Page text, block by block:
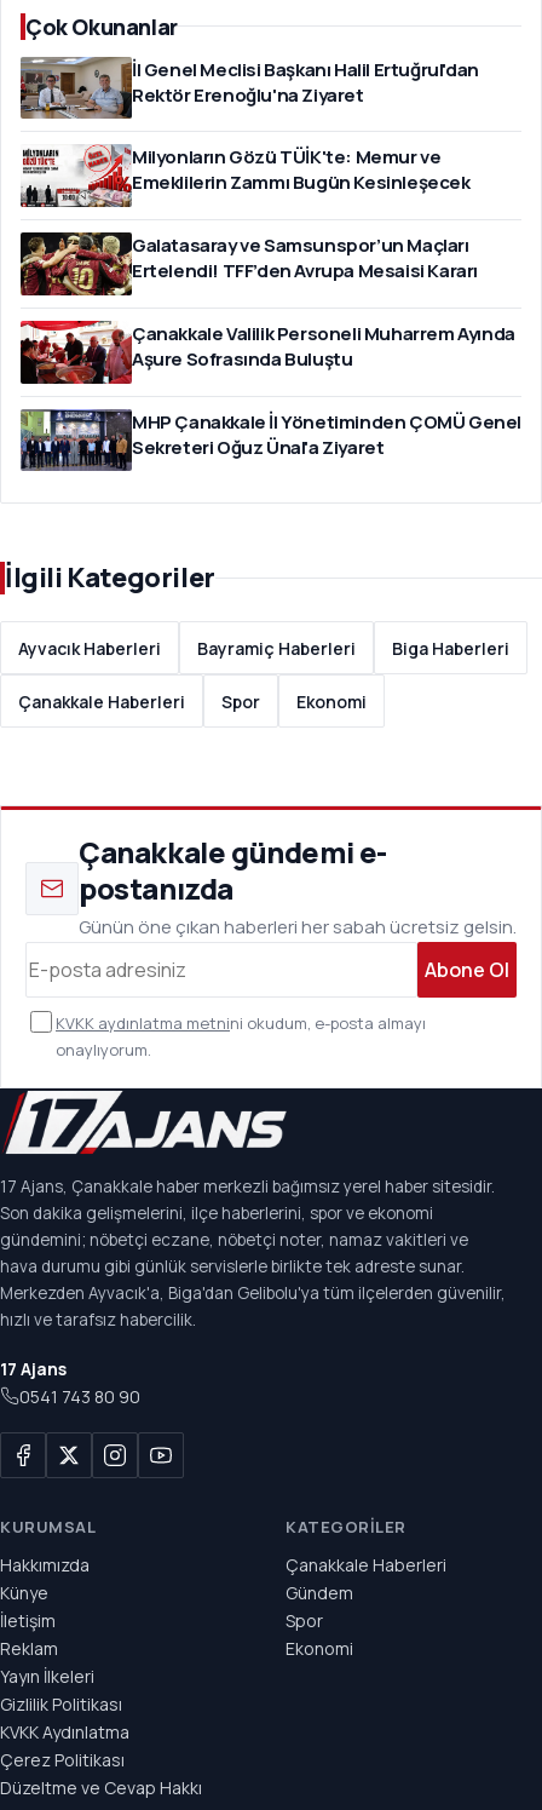
Çok Okunanlar
İl Genel Meclisi Başkanı Halil Ertuğrul'dan
Rektör Erenoğlu'na Ziyaret
Milyonların Gözü TÜİK'te: Memur ve
Emeklilerin Zammı Bugün Kesinleşecek
Galatasaray ve Samsunspor’un Maçları
Ertelendi! TFF’den Avrupa Mesaisi Kararı
Çanakkale Valilik Personeli Muharrem Ayında
Aşure Sofrasında Buluştu
MHP Çanakkale İl Yönetiminden ÇOMÜ Genel
Sekreteri Oğuz Ünal'a Ziyaret
İlgili Kategoriler
Ayvacık Haberleri Bayramiç Haberleri Biga Haberleri
Çanakkale Haberleri Spor Ekonomi
Çanakkale gündemi e-
postanızda
Günün öne çıkan haberleri her sabah ücretsiz gelsin.
Abone Ol
KVKK aydınlatma metnini okudum, e-posta almayı
onaylıyorum.
17 Ajans, Çanakkale haber merkezli bağımsız yerel haber sitesidir.
Son dakika gelişmelerini, ilçe haberlerini, spor ve ekonomi
gündemini; nöbetçi eczane, nöbetçi noter, namaz vakitleri ve
hava durumu gibi günlük servislerle birlikte tek adreste sunar.
Merkezden Ayvacık'a, Biga'dan Gelibolu'ya tüm ilçelerden güvenilir,
hızlı ve tarafsız habercilik.
17 Ajans
0541 743 80 90
KURUMSAL
Hakkımızda
Künye
İletişim
Reklam
Yayın İlkeleri
Gizlilik Politikası
KVKK Aydınlatma
Çerez Politikası
Düzeltme ve Cevap Hakkı
KATEGORILER
Çanakkale Haberleri
Gündem
Spor
Ekonomi